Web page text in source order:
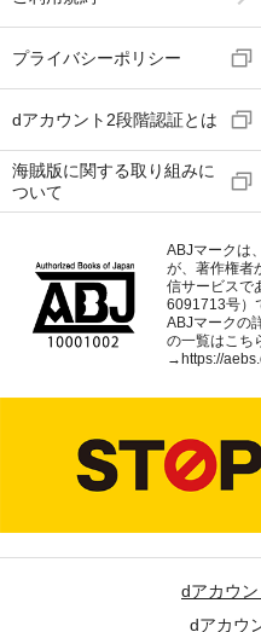
プライバシーポリシー
dアカウント2段階認証とは
海賊版に関する取り組みに
ついて
ABJマークは
が、著作権者
信サービスで
6091713号）
ABJマークの
の一覧はこち
→ https://
dアカウ
dアカウ